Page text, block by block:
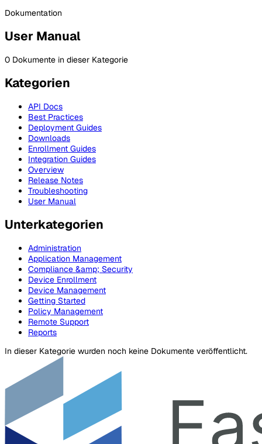
Dokumentation
User Manual
0 Dokumente in dieser Kategorie
Kategorien
API Docs
Best Practices
Deployment Guides
Downloads
Enrollment Guides
Integration Guides
Overview
Release Notes
Troubleshooting
User Manual
Unterkategorien
Administration
Application Management
Compliance &amp; Security
Device Enrollment
Device Management
Getting Started
Policy Management
Remote Support
Reports
In dieser Kategorie wurden noch keine Dokumente veröffentlicht.